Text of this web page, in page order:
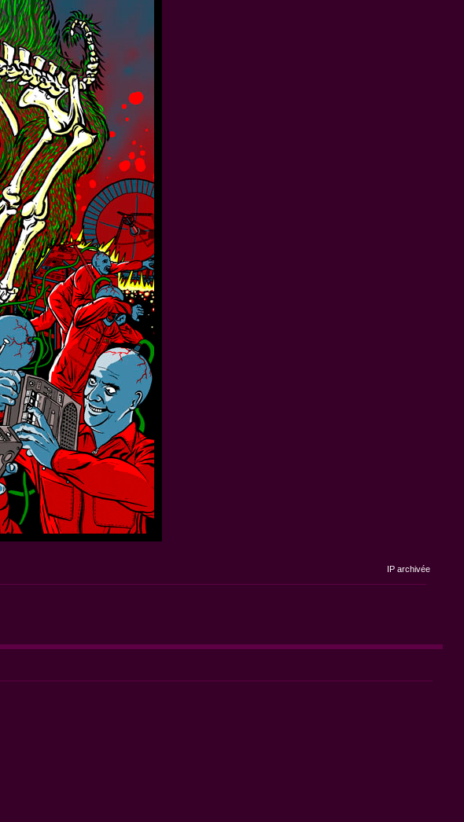
IP archivée